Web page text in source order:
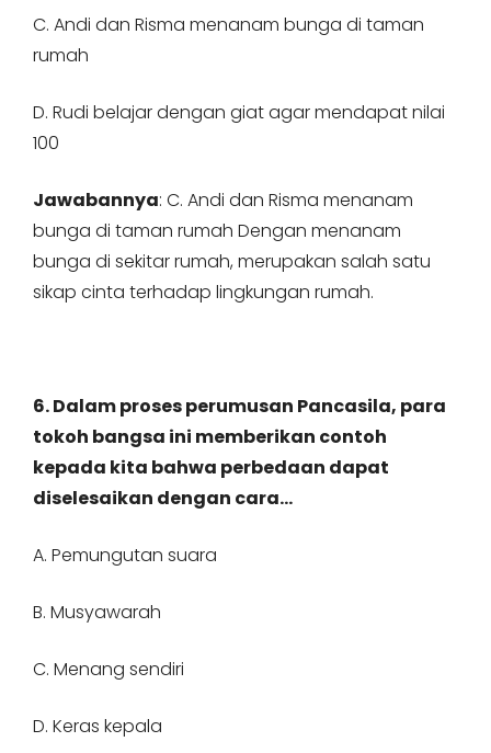
C. Andi dan Risma menanam bunga di taman
rumah
D. Rudi belajar dengan giat agar mendapat nilai
100
Jawabannya: C. Andi dan Risma menanam
bunga di taman rumah Dengan menanam
bunga di sekitar rumah, merupakan salah satu
sikap cinta terhadap lingkungan rumah.
6. Dalam proses perumusan Pancasila, para
tokoh bangsa ini memberikan contoh
kepada kita bahwa perbedaan dapat
diselesaikan dengan cara…
A. Pemungutan suara
B. Musyawarah
C. Menang sendiri
D. Keras kepala